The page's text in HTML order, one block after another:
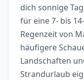
dich sonnige
für eine 7- bis
Regenzeit von
häufigere
Landschaften
Strandurlaub